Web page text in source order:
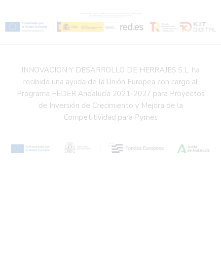
INNOVACIÓN Y DESARROLLO DE HERRAJES S.L. ha
recibido una ayuda de la Unión Europea con cargo al
Programa FEDER Andalucía 2021-2027 para Proyectos
de Inversión de Crecimiento y Mejora de la
Competitividad para Pymes